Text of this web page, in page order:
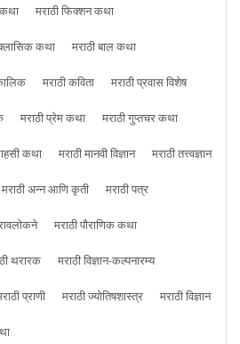
मराठी फिक्शन कथा
कथा
मराठी बाल कथा
मराठी कविता
मराठी प्रवास विशेष
मराठी प्रेम कथा
मराठी गुप्तचर कथा
कथा मराठी मानवी विज्ञान
मराठी तत्त्वज्ञान
मराठी अन्न आणि कृती
मराठी पत्र
मराठी पौराणिक कथा
थरारक
मराठी विज्ञान-कल्पनारम्य
प्राणी मराठी ज्योतिषशास्त्र
मराठी विज्ञान